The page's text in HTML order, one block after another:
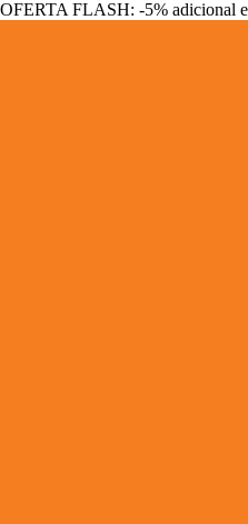
OFERTA FLASH: -5% adicional